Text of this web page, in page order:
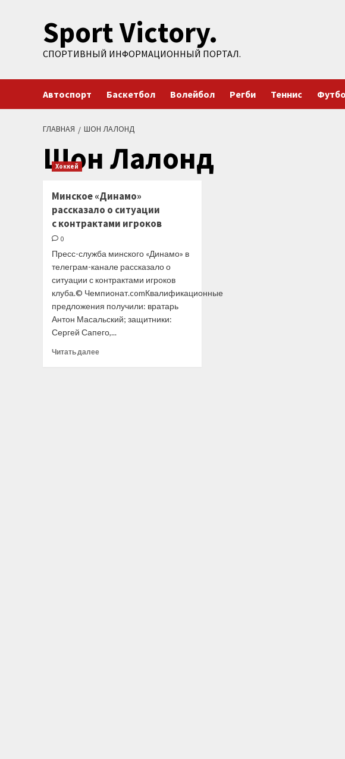
содержимомуSport Victory.
СПОРТИВНЫЙ ИНФОРМАЦИОННЫЙ ПОРТАЛ.
Автоспорт Баскетбол Волейбол Регби Теннис
ГЛАВНАЯ ШОН ЛАЛОНД
Шон Лалонд
Хоккей
Минское «Динамо»
рассказало о ситуации
с контрактами игроков
0
Пресс-служба минского «Динамо» в
телеграм-канале рассказало о
ситуации с контрактами игроков
клуба.© Чемпионат.comКвалификационные
предложения получили: вратарь
Антон Масальский; защитники:
Сергей Сапего,...
Читать далееПрочитать